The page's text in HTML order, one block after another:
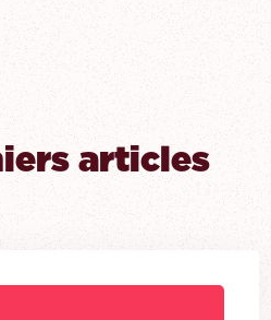
articles